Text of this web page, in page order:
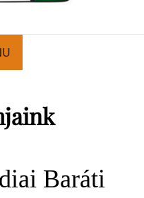
Baráti